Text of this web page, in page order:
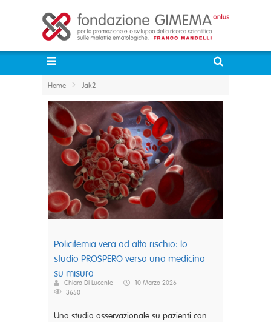
Home Jak2
Policitemia vera ad alto rischio: lo
studio PROSPERO verso una medicina
su misura
Chiara Di Lucente
10 Marzo 2026
3650
Uno studio osservazionale su pazienti con